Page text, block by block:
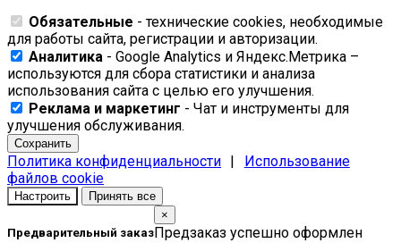
Обязательные - технические cookies, необходимые
для работы сайта, регистрации и авторизации.
Аналитика - Google Analytics и Яндекс.Метрика –
используются для сбора статистики и анализа
использования сайта с целью его улучшения.
Реклама и маркетинг - Чат и инструменты для
улучшения обслуживания.
Сохранить
Политика конфиденциальности
Использование
файлов cookie
Настроить Принять все
Предварительный заказ
×
Предзаказ успешно оформлен